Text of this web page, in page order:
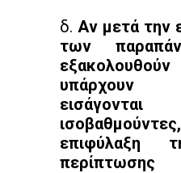
δ. Αν μετά την
των
υπάρχουν
επιφύλαξη
περίπτωσης